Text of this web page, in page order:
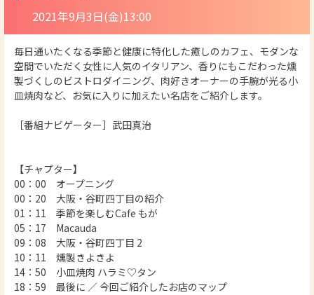
2021年9月3日(金)13:00
毎日通いたくなる季節と健康に特化した癒しのカフェ、モダンな
空間でいただく女性に人気のイタリアン、香りにもこだわった燻
製づくしのビストロダイニング、肉好きオーナーの手腕が光る小
皿焼肉など、お気に入りに加えたい名店をご紹介します。
［番組ナビゲーター］武田真治
【チャプター】
00：00 オープニング
00：20 大阪・谷町四丁目の紹介
01：11 季節を楽しむCafe もが
05：17 Macauda
09：08 大阪・谷町四丁目 2
10：11 燻製きよきよ
14：50 小皿焼肉 ハラミ♡タン
18：59 最後に ／ 今回ご紹介したお店のマップ